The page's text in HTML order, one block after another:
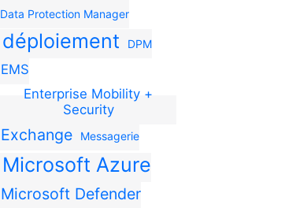
Data Protection Manager
déploiement DPM
EMS
Enterprise Mobility +
Security
Exchange Messagerie
Microsoft Azure
Microsoft Defender